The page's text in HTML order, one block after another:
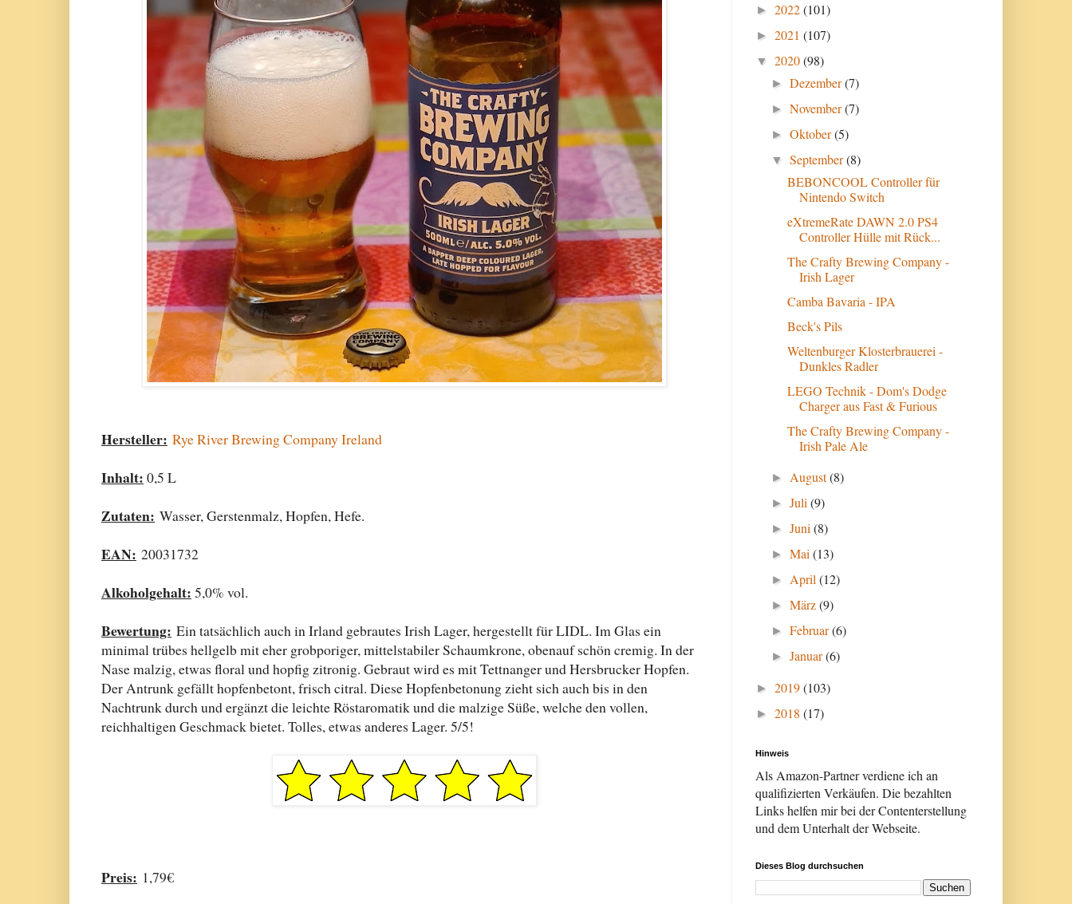
Hersteller: Rye River Brewing Company Ireland
Inhalt: 0,5 L
Zutaten: Wasser, Gerstenmalz, Hopfen, Hefe.
EAN: 20031732
Alkoholgehalt: 5,0% vol.
Bewertung: Ein tatsächlich auch in Irland gebrautes Irish Lager, hergestellt für LIDL. Im Glas ein
minimal trübes hellgelb mit eher grobporiger, mittelstabiler Schaumkrone, obenauf schön cremig. In der
Nase malzig, etwas floral und hopfig zitronig. Gebraut wird es mit Tettnanger und Hersbrucker Hopfen.
Der Antrunk gefällt hopfenbetont, frisch citral. Diese Hopfenbetonung zieht sich auch bis in den
Nachtrunk durch und ergänzt die leichte Röstaromatik und die malzige Süße, welche den vollen,
reichhaltigen Geschmack bietet. Tolles, etwas anderes Lager. 5/5!
Preis: 1,79€
► 2022(101)
► 2021 (107)
▼ 2020(98)
►Dezember(7)
►November(7)
►Oktober(5)
▼September(8)
BEBONCOOL Controller für
Nintendo Switch
eXtremeRate DAWN 2.0 PS4
Controller Hülle mit Rück...
The Crafty Brewing Company -
Irish Lager
Camba Bavaria - IPA
Beck's Pils
Weltenburger Klosterbrauerei -
Dunkles Radler
LEGO Technik - Dom's Dodge
Charger aus Fast & Furious
The Crafty Brewing Company -
Irish Pale Ale
► August(8)
►Juli(9)
►Juni(8)
►Mai(13)
► April(12)
►März(9)
►Februar(6)
►Januar(6)
► 2019(103)
► 2018 (17)
Hinweis
Als Amazon-Partner verdiene ich an
qualifizierten Verkäufen. Die bezahlten
Links helfen mir bei der Contenterstellung
und dem Unterhalt der Webseite.
Dieses Blog durchsuchen